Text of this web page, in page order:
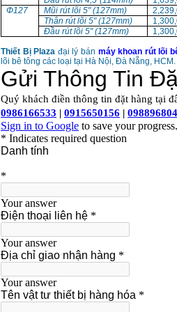
Φ127
Mũi rút lõi 5" (127mm)
Thân rút lõi 5" (127mm)
Đầu rút lõi 5" (127mm)
Thiết Bị Plaza đại lý bán máy khoan rút lõi
lõi bê tông các loại tại Hà Nội, Đà Nẵng,